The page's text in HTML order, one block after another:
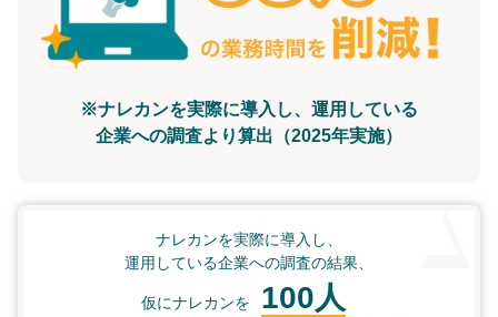
※ナレカンを実際に導入し、運用している
企業への調査より算出（2025年実施）
ナレカンを実際に導入し、
運用している企業への調査の結果、
仮にナレカンを 100人